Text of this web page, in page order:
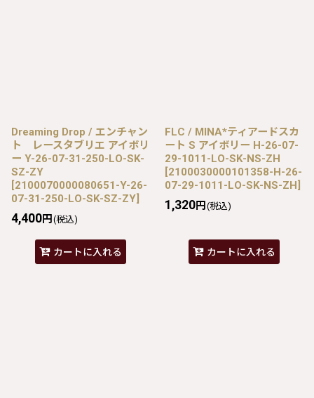
Dreaming Drop / エンチャン
ト レースタブリエ アイボリ
ー Y-26-07-31-250-LO-SK-
SZ-ZY
[2100070000080651-Y-26-
07-31-250-LO-SK-SZ-ZY]
4,400円 (税込)
カートに入れる
FLC / MINA*ティアードスカ
ート S アイボリー H-26-07-
29-1011-LO-SK-NS-ZH
[2100030000101358-H-26-
07-29-1011-LO-SK-NS-ZH]
1,320円 (税込)
カートに入れる